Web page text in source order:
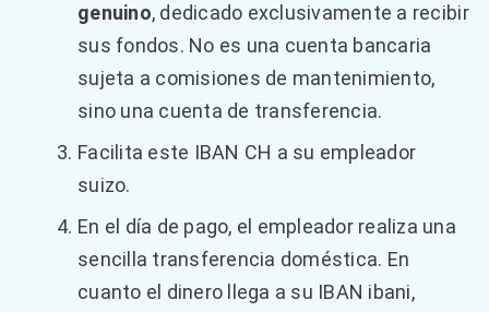
genuino, dedicado exclusivamente a recibir
sus fondos. No es una cuenta bancaria
sujeta a comisiones de mantenimiento,
sino una cuenta de transferencia.
Facilita este IBAN CH a su empleador
suizo.
En el día de pago, el empleador realiza una
sencilla transferencia doméstica. En
cuanto el dinero llega a su IBAN ibani,